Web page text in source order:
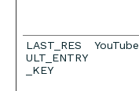
LAST_RES
ULT_ENTRY
_KEY
YouTube